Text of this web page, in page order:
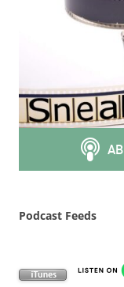
Podcast Feeds